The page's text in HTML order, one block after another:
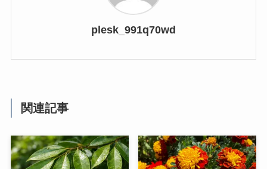
plesk_991q70wd
関連記事